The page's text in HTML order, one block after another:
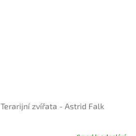
Terarijní zvířata - Astrid Falk